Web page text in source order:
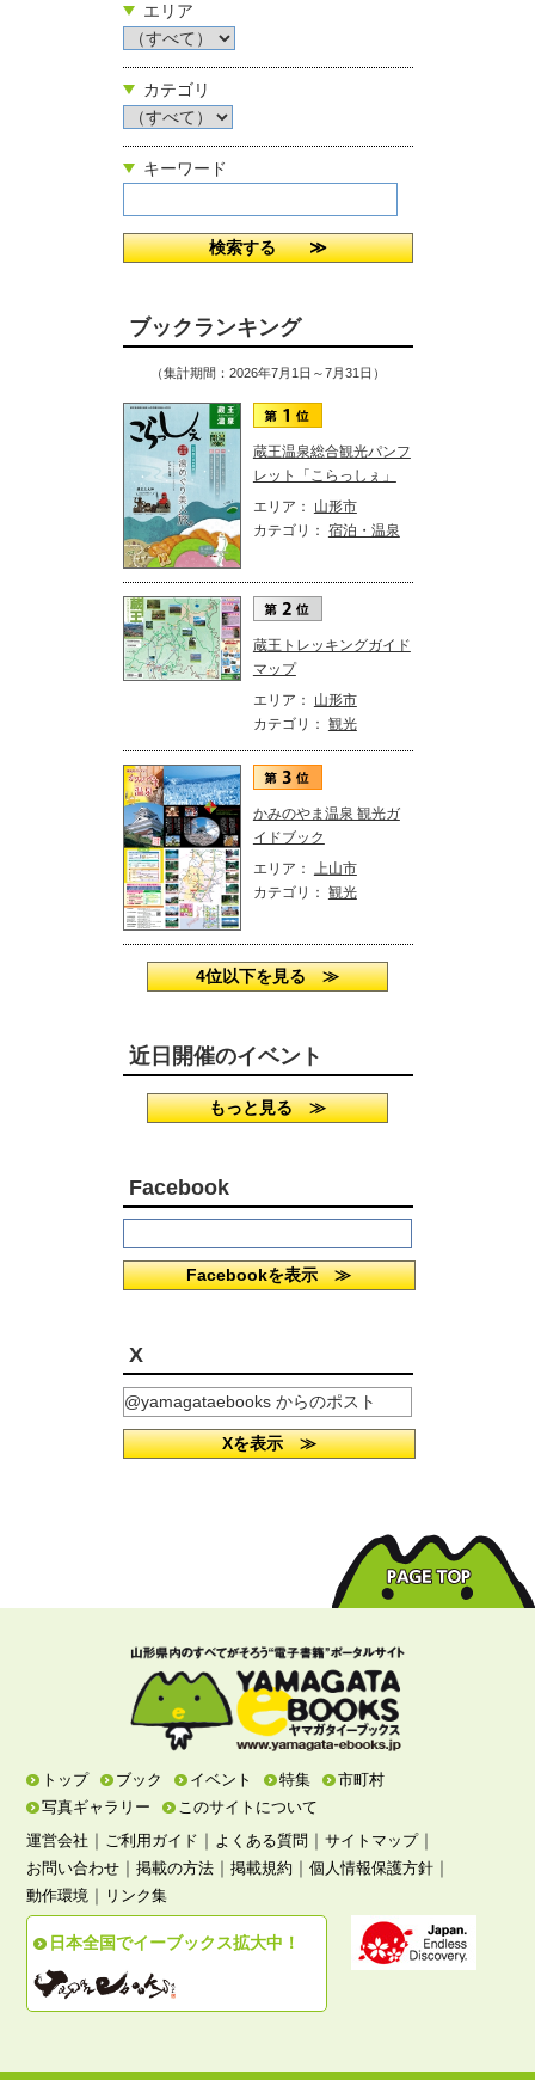
エリア
カテゴリ
キーワード
ブックランキング
（集計期間：2026年7月1日～7月31日）
蔵王温泉総合観光パンフ
レット「こらっしぇ」
エリア： 山形市
カテゴリ： 宿泊・温泉
蔵王トレッキングガイド
マップ
エリア： 山形市
カテゴリ： 観光
かみのやま温泉 観光ガ
イドブック
エリア：
上山市
カテゴリ： 観光
4位以下を見る ≫
近日開催のイベント
もっと見る ≫
Facebook
Facebookを表示 ≫
X
@yamagataebooks からのポスト
Xを表示 ≫
トップ ブック イベント 特集
市町村
写真ギャラリー
このサイトについて
運営会社 ｜ ご利用ガイド ｜ よくある質問 ｜サイトマップ｜
お問い合わせ ｜掲載の方法 ｜掲載規約 ｜個人情報保護方針 ｜
動作環境 ｜ リンク集
日本全国でイーブックス拡大中！